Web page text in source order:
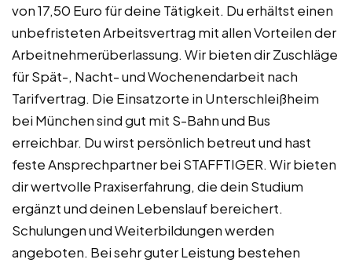
von 17,50 Euro für deine Tätigkeit. Du erhältst einen
unbefristeten Arbeitsvertrag mit allen Vorteilen der
Arbeitnehmerüberlassung. Wir bieten dir Zuschläge
für Spät-, Nacht- und Wochenendarbeit nach
Tarifvertrag. Die Einsatzorte in Unterschleißheim
bei München sind gut mit S-Bahn und Bus
erreichbar. Du wirst persönlich betreut und hast
feste Ansprechpartner bei STAFFTIGER. Wir bieten
dir wertvolle Praxiserfahrung, die dein Studium
ergänzt und deinen Lebenslauf bereichert.
Schulungen und Weiterbildungen werden
angeboten. Bei sehr guter Leistung bestehen